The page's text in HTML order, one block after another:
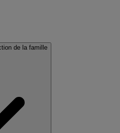
de la famille